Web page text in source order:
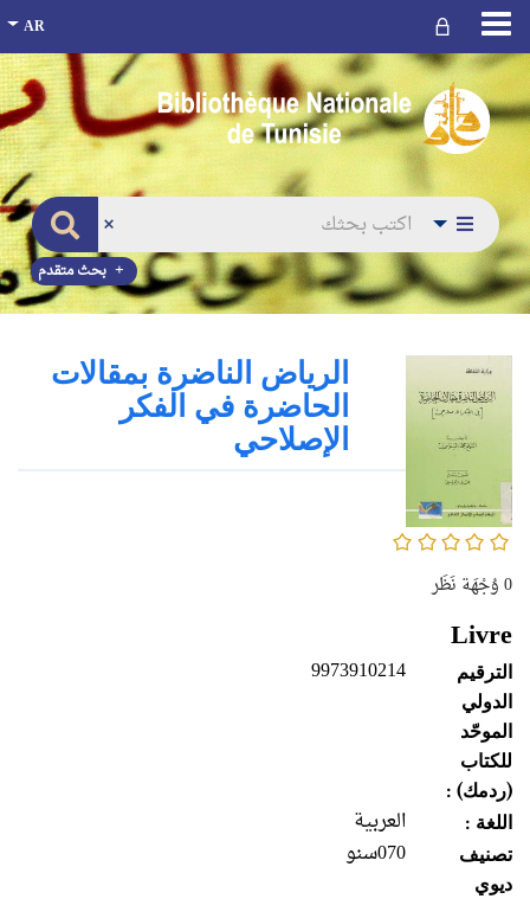
بحث متقدم
0/5
0وُجْهَة نَظَر
الرياض الناضرة بمقالات
الحاضرة في الفكر
الإصلاحي
Livre
الترقيم
الدولي
الموحّد
للكتاب
(ردمك) :
9973910214
اللغة : العربية
تصنيف
ديوي
070سنو